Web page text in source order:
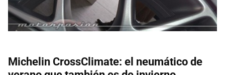
Michelin CrossClimate: el neumático de